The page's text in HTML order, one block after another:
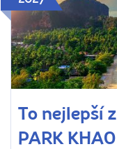
To nejlepší
PARK